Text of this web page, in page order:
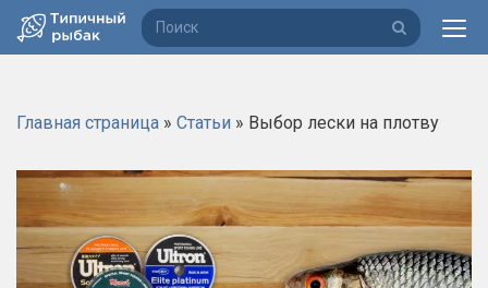
о
к
Главная страница » Статьи » Выбор лески на плотву